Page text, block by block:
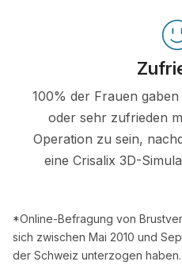
100% der Frauen
oder sehr zufrieden
Operation zu sein,
eine Crisalix 3D-
*Online-Befragung von
sich zwischen Mai 2010 und
der Schweiz unterzogen haben.